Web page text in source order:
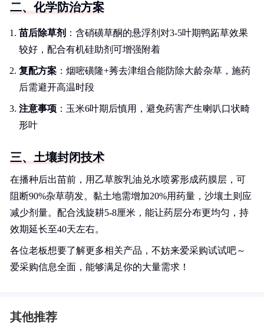
二、化学防治方案
苗后除草剂 ：含硝磺草酮的悬浮剂对3-5叶期鸭跖草效果
较好，配合有机硅助剂可增强附着
复配方案 ：烟嘧磺隆+莠去津组合能防除大龄杂草，施药
后需避开高温时段
注意事项 ：玉米6叶期后慎用，避免药害产生喇叭口状畸
形叶
三、土壤封闭技术
在播种后出苗前，用乙草胺乳油兑水喷雾形成药膜层，可
阻断90%杂草萌发。黏土地需增加20%用药量，沙壤土则应
减少剂量。配合浅旋耕5-8厘米，能让药层分布更均匀，持
效期延长至40天左右。
各位老板想要了解更多相关产品，不妨来爱采购试试吧～
爱采购信息全面，能够满足你的大量需求！
其他推荐